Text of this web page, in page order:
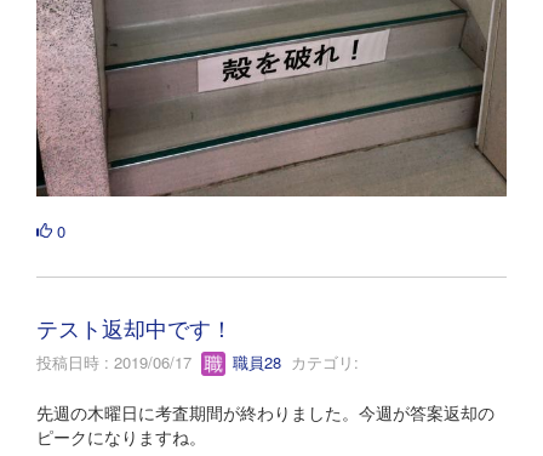
0
テスト返却中です！
投稿日時 : 2019/06/17 職員28 カテゴリ:
先週の木曜日に考査期間が終わりました。今週が答案返却の
ピークになりますね。